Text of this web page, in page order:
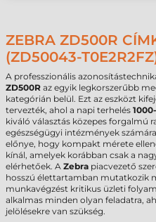
ZEBRA ZD500R
(ZD50043-
A professzionális
ZD500R az egyik legkorszerűbb
kategórián belül. Ezt az eszközt
tervezték, ahol a napi terhelés
kiváló választás közepes forgalmú
egészségügyi intézmények
előnye, hogy kompakt mérete
kínál, amelyek korábban csak a
elérhetőek. A Zebra piacvezető
hosszú élettartamban mutatkozik
munkavégzést kritikus üzleti
alkalmas minden olyan feladatra,
jelölésekre van szükség.